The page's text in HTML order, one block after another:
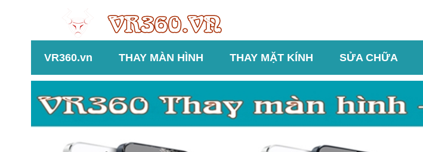
VR360.vn THAY MÀN HÌNH THAY MẶT KÍNH SỬA CHỮA